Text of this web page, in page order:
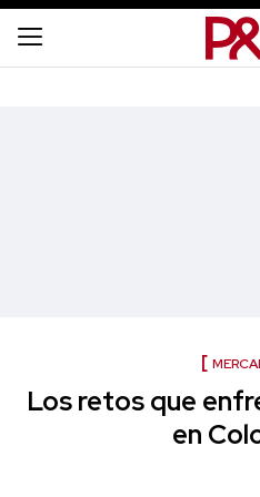
Los retos que
en